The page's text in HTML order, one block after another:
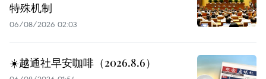
特殊机制
06/08/2026 02:03
☀️越通社早安咖啡（2026.8.6）